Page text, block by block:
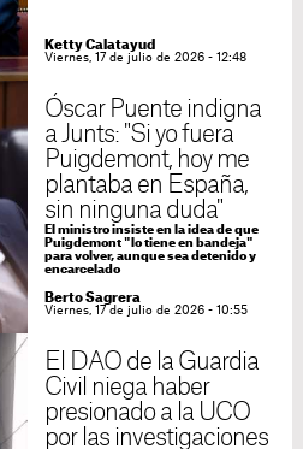
Ketty Calatayud
Viernes, 17 de julio de 2026 - 12:48
Óscar Puente indigna
a Junts: "Si yo fuera
Puigdemont, hoy me
plantaba en España,
sin ninguna duda"
El ministro insiste en la idea de que
Puigdemont "lo tiene en bandeja"
para volver, aunque sea detenido y
encarcelado
Berto Sagrera
Viernes, 17 de julio de 2026 - 10:55
El DAO de la Guardia
Civil niega haber
presionado a la UCO
por las investigaciones